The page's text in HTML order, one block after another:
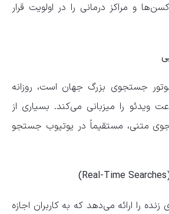
و مراکز درمانی را در اولویت قرار
جستجوی بزرگ جهان است، روزانه
ساعت ویدئو را میزبانی می‌کند. بسیاری از
متنی، مستقیماً در یوتیوب جستجو
را ارائه می‌دهد که به کاربران اجازه